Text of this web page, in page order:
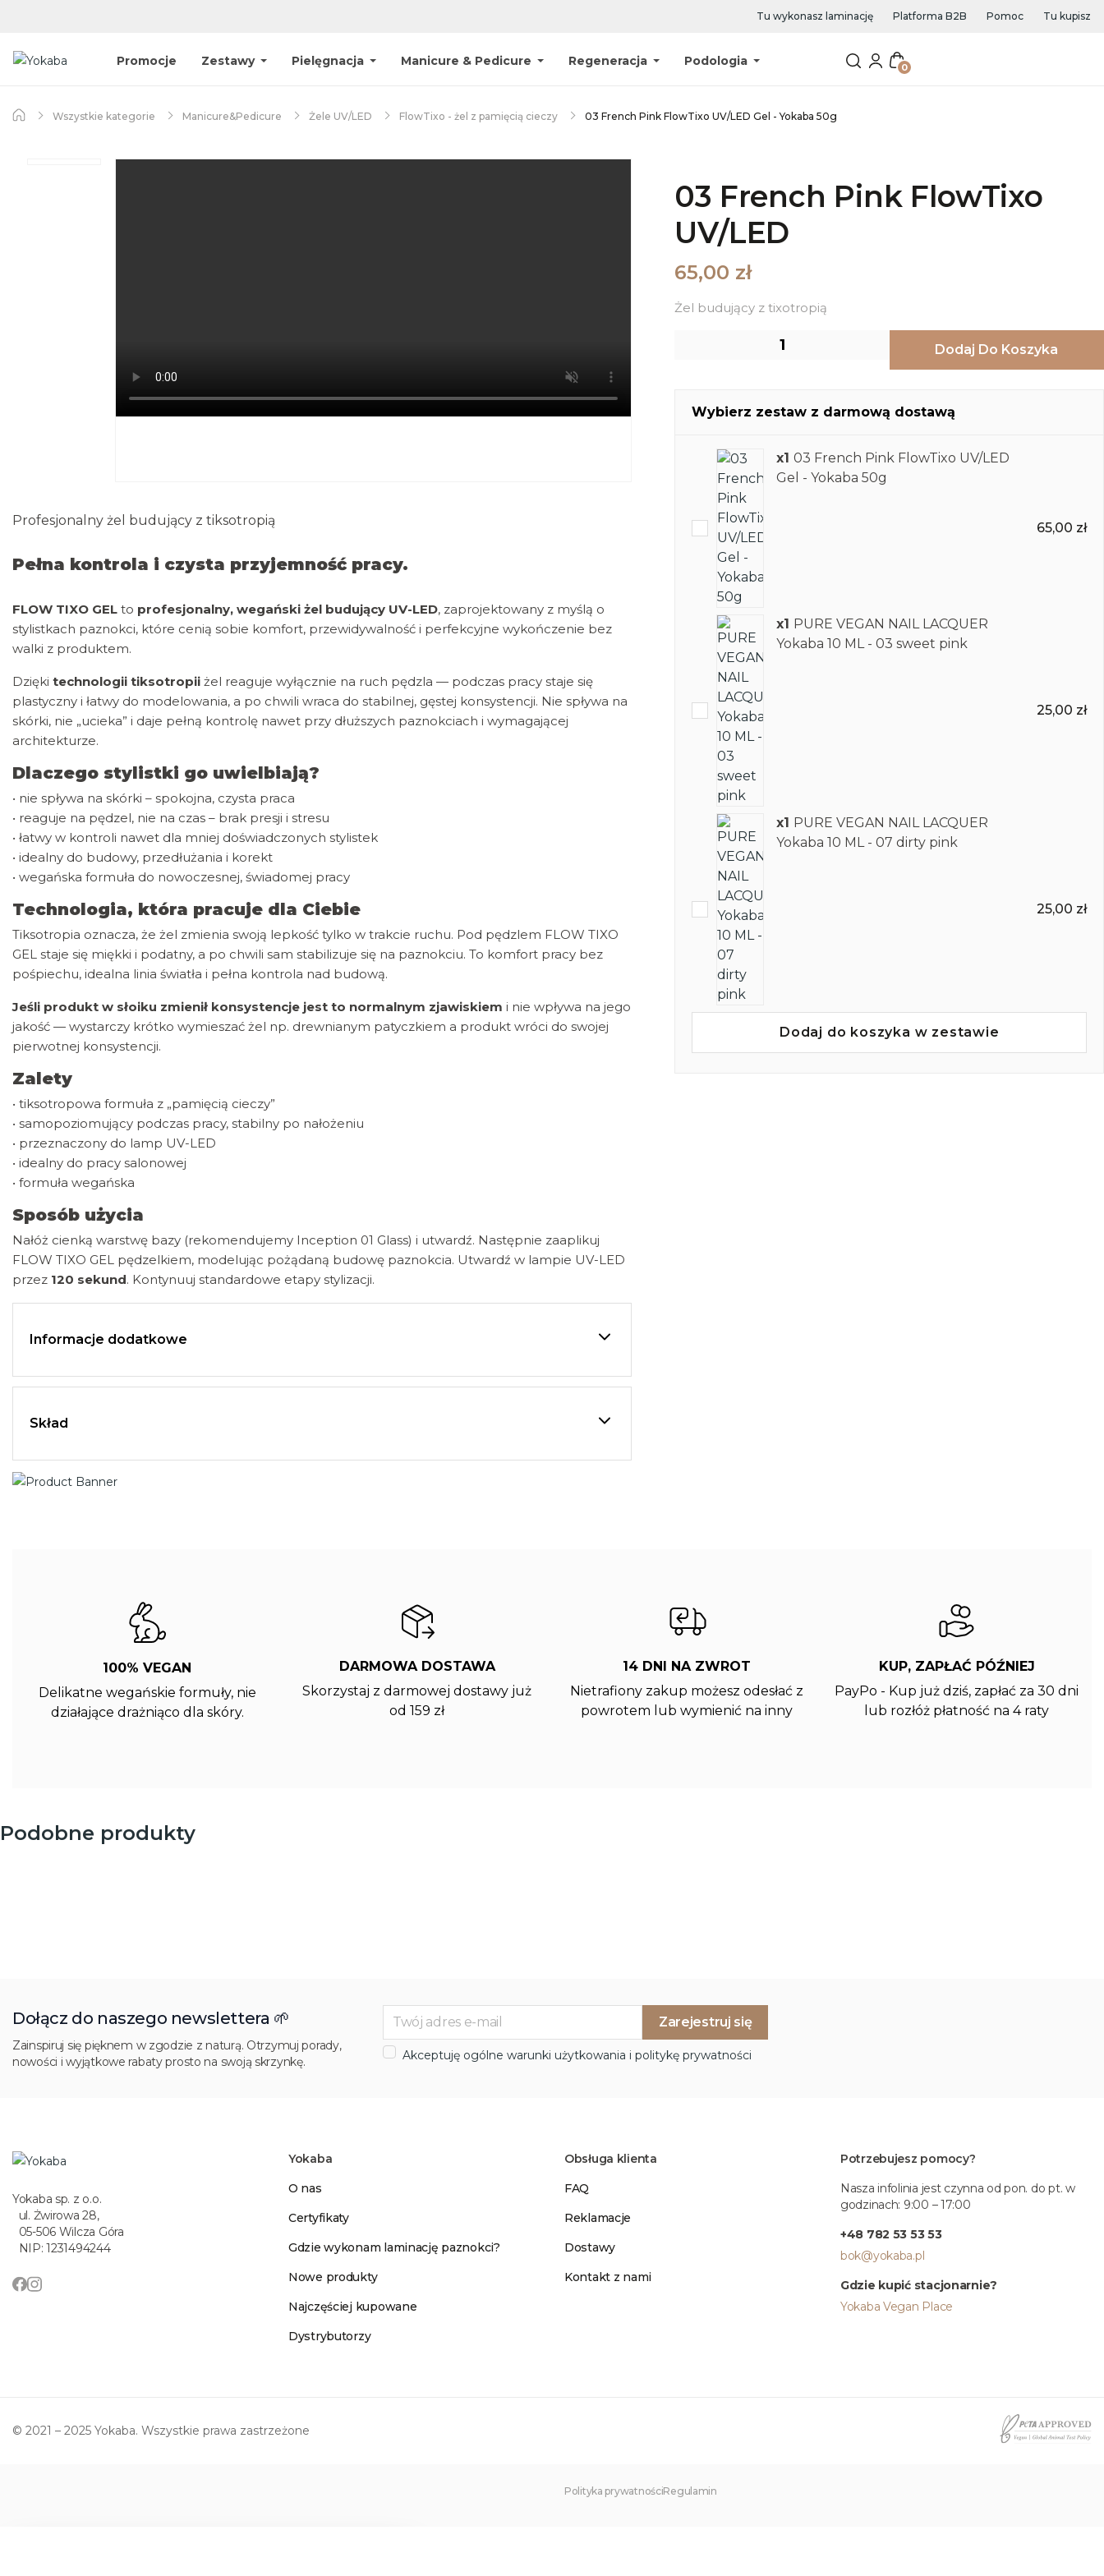
Tu wykonasz laminację Platforma B2B Pomoc Tu kupisz
Promocje Zestawy Pielęgnacja Manicure & Pedicure Regeneracja Podologia 0
Wszystkie kategorie Manicure&Pedicure Żele UV/LED FlowTixo - żel z pamięcią cieczy 03 French Pink FlowTixo UV/LED Gel - Yokaba 50g
Profesjonalny żel budujący z tiksotropią
Pełna kontrola i czysta przyjemność pracy.
FLOW TIXO GEL to profesjonalny, wegański żel budujący UV-LED, zaprojektowany z myślą o
stylistkach paznokci, które cenią sobie komfort, przewidywalność i perfekcyjne wykończenie bez
walki z produktem.
Dzięki technologii tiksotropii żel reaguje wyłącznie na ruch pędzla — podczas pracy staje się
plastyczny i łatwy do modelowania, a po chwili wraca do stabilnej, gęstej konsystencji. Nie spływa na
skórki, nie „ucieka” i daje pełną kontrolę nawet przy dłuższych paznokciach i wymagającej
architekturze.
Dlaczego stylistki go uwielbiają?
• nie spływa na skórki – spokojna, czysta praca
• reaguje na pędzel, nie na czas – brak presji i stresu
• łatwy w kontroli nawet dla mniej doświadczonych stylistek
• idealny do budowy, przedłużania i korekt
• wegańska formuła do nowoczesnej, świadomej pracy
Technologia, która pracuje dla Ciebie
Tiksotropia oznacza, że żel zmienia swoją lepkość tylko w trakcie ruchu. Pod pędzlem FLOW TIXO
GEL staje się miękki i podatny, a po chwili sam stabilizuje się na paznokciu. To komfort pracy bez
pośpiechu, idealna linia światła i pełna kontrola nad budową.
Jeśli produkt w słoiku zmienił konsystencje jest to normalnym zjawiskiem i nie wpływa na jego
jakość — wystarczy krótko wymieszać żel np. drewnianym patyczkiem a produkt wróci do swojej
pierwotnej konsystencji.
Zalety
• tiksotropowa formuła z „pamięcią cieczy”
• samopoziomujący podczas pracy, stabilny po nałożeniu
• przeznaczony do lamp UV-LED
• idealny do pracy salonowej
• formuła wegańska
Sposób użycia
Nałóż cienką warstwę bazy (rekomendujemy Inception 01 Glass) i utwardź. Następnie zaaplikuj
FLOW TIXO GEL pędzelkiem, modelując pożądaną budowę paznokcia. Utwardź w lampie UV-LED
przez 120 sekund. Kontynuuj standardowe etapy stylizacji.
Informacje dodatkowe
Skład
03 French Pink FlowTixo
UV/LED
65,00 zł
Żel budujący z tixotropią
Dodaj Do Koszyka
Wybierz zestaw z darmową dostawą
x103 French Pink FlowTixo UV/LED
Gel - Yokaba 50g
65,00 zł
x1 PURE VEGAN NAIL LACQUER
Yokaba 10 ML - 03 sweet pink
25,00 zł
x1 PURE VEGAN NAIL LACQUER
Yokaba 10 ML - 07 dirty pink
25,00 zł
Dodaj do koszyka w zestawie
100% VEGAN
Delikatne wegańskie formuły, nie
działające drażniąco dla skóry.
DARMOWA DOSTAWA
Skorzystaj z darmowej dostawy już
od 159 zł
14 DNI NA ZWROT
Nietrafiony zakup możesz odesłać z
powrotem lub wymienić na inny
KUP, ZAPŁAĆ PÓŹNIEJ
PayPo - Kup już dziś, zapłać za 30 dni
lub rozłóż płatność na 4 raty
Podobne produkty
Dołącz do naszego newslettera 🌱
Zainspiruj się pięknem w zgodzie z naturą. Otrzymuj porady,
nowości i wyjątkowe rabaty prosto na swoją skrzynkę.
Akceptuję ogólne warunki użytkowania i politykę prywatności
Yokaba sp. z o.o.
ul. Żwirowa 28,
05-506 Wilcza Góra
NIP: 1231494244
Yokaba
O nas
Certyfikaty
Gdzie wykonam laminację paznokci?
Nowe produkty
Najczęściej kupowane
Dystrybutorzy
Obsługa klienta
FAQ
Reklamacje
Dostawy
Kontakt z nami
Potrzebujesz pomocy?
Nasza infolinia jest czynna od pon. do pt. w
godzinach: 9:00 – 17:00
+48 782 53 53 53
bok@yokaba.pl
Gdzie kupić stacjonarnie?
Yokaba Vegan Place
© 2021 – 2025 Yokaba. Wszystkie prawa zastrzeżone
Polityka prywatnościRegulamin